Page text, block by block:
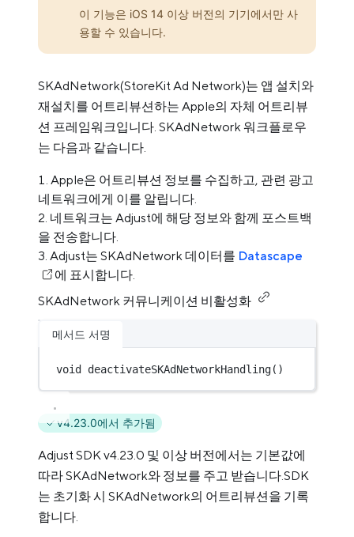
이 기능은 iOS 14 이상 버전의 기기에서만 사
용할 수 있습니다.
SKAdNetwork(StoreKit Ad Network)는 앱 설치와
재설치를 어트리뷰션하는 Apple의 자체 어트리뷰
션 프레임워크입니다. SKAdNetwork 워크플로우
는 다음과 같습니다.
Apple은 어트리뷰션 정보를 수집하고, 관련 광고
네트워크에게 이를 알립니다.
네트워크는 Adjust에 해당 정보와 함께 포스트백
을 전송합니다.
Adjust는 SKAdNetwork 데이터를 Datascape
에 표시합니다.
SKAdNetwork 커뮤니케이션 비활성화
메서드 서명
void deactivateSKAdNetworkHandling()
v4.23.0에서 추가됨
Adjust SDK v4.23.0 및 이상 버전에서는 기본값에
따라 SKAdNetwork와 정보를 주고 받습니다.SDK
는 초기화 시 SKAdNetwork의 어트리뷰션을 기록
합니다.